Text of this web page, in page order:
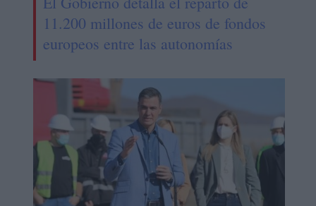
11.200 millones de euros de fondos
europeos entre las autonomías